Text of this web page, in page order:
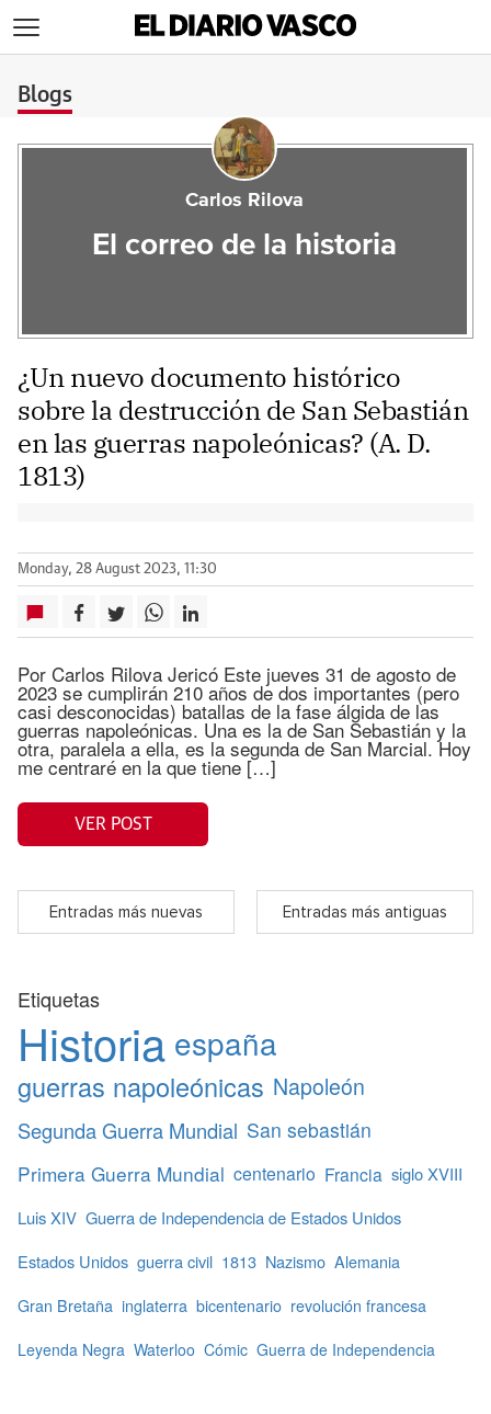
Blogs
Carlos Rilova
El correo de la historia
¿Un nuevo documento histórico
sobre la destrucción de San Sebastián
en las guerras napoleónicas? (A. D.
1813)
Monday, 28 August 2023, 11:30
Por Carlos Rilova Jericó Este jueves 31 de agosto de
2023 se cumplirán 210 años de dos importantes (pero
casi desconocidas) batallas de la fase álgida de las
guerras napoleónicas. Una es la de San Sebastián y la
otra, paralela a ella, es la segunda de San Marcial. Hoy
me centraré en la que tiene […]
VER POST
Entradas más nuevas Entradas más antiguas
Etiquetas
Historia españa
guerras napoleónicas Napoleón
Segunda Guerra Mundial San sebastián
Primera Guerra Mundial centenario Francia siglo XVIII
Luis XIV Guerra de Independencia de Estados Unidos
Estados Unidos guerra civil 1813 Nazismo Alemania
Gran Bretaña inglaterra bicentenario revolución francesa
Leyenda Negra Waterloo Cómic Guerra de Independencia